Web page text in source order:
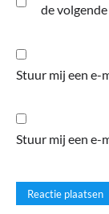
de
Stuur mij een e-
Stuur mij een e-